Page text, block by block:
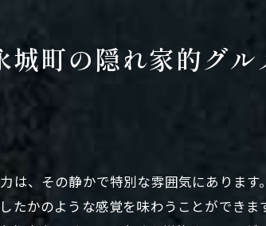
的スポットのアクセス方法
気と絶品料理が魅力の京都市南区西九条
人のこだわりが光る一皿
食材を活かした創作料理
なしの心が感じられるサービス
との特別メニュー
城町の隠れ家的グ
は、その静かで特別な雰囲気にありま
たかのような感覚を味わうことができ